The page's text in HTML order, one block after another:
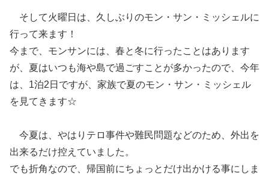
そして火曜日は、久しぶりのモン・サン・ミッシェルに
行って来ます！
今まで、モンサンには、春と冬に行ったことはあります
が、夏はいつも海や島で過ごすことが多かったので、今年
は、1泊2日ですが、家族で夏のモン・サン・ミッシェル
を見てきます☆
今夏は、やはりテロ事件や難民問題などのため、外出を
出来るだけ控えていました。
でも折角なので、帰国前にちょっとだけ出かける事にしま